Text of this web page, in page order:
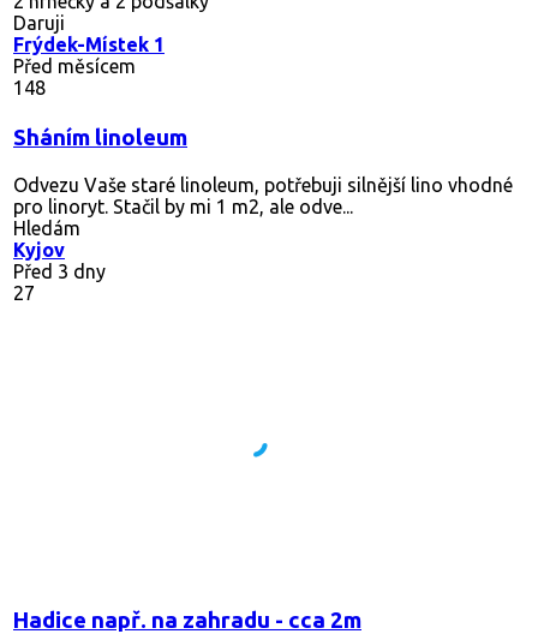
Daruji
Frýdek-Místek 1
Před měsícem
148
Sháním linoleum
Odvezu Vaše staré linoleum, potřebuji silnější lino vhodné
pro linoryt. Stačil by mi 1 m2, ale odve...
Hledám
Kyjov
Před 3 dny
27
Hadice např. na zahradu - cca 2m